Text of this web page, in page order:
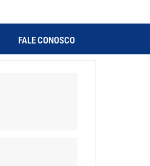
FALE CONOSCO